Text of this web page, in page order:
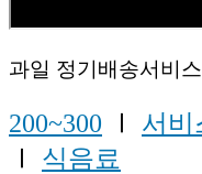
과일 정기배송서비
200~300 Ⅰ 서비
Ⅰ 식음료